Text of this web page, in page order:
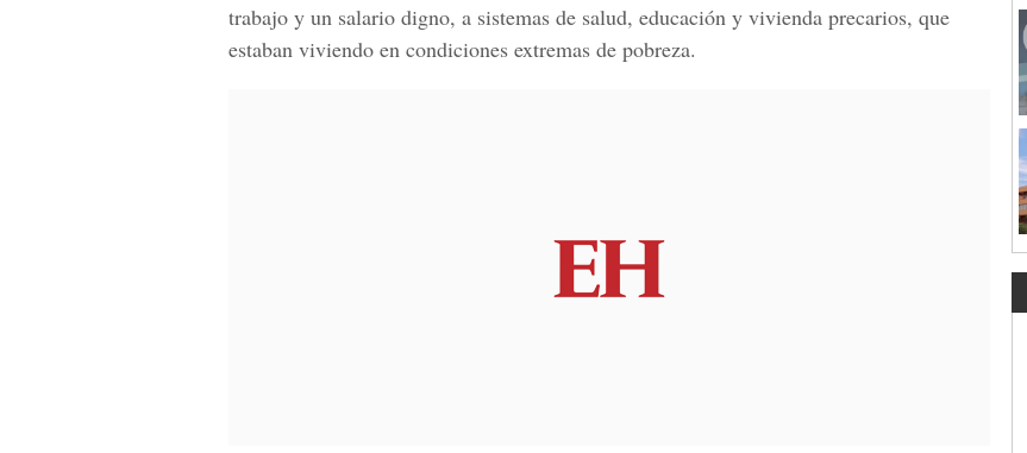
trabajo y un salario digno, a sistemas de salud, educación y vivienda precarios, que
estaban viviendo en condiciones extremas de pobreza.